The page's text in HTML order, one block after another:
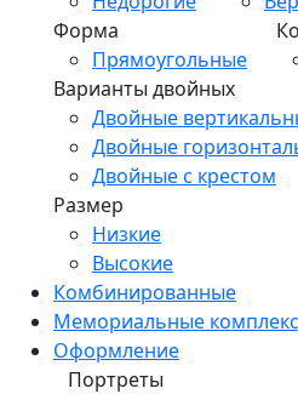
Форма
Прямоугольные
Варианты двойных
Двойные
Двойные
Двойные с крестом
Размер
Низкие
Высокие
Комбинированные
Мемориальные
Оформление
Портреты